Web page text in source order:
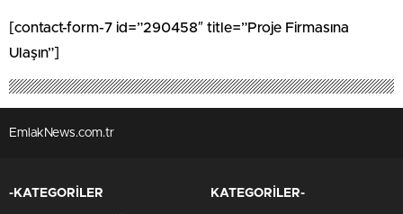
[contact-form-7 id=”290458″ title=”Proje Firmasına
Ulaşın”]
EmlakNews.com.tr
-KATEGORİLER KATEGORİLER-